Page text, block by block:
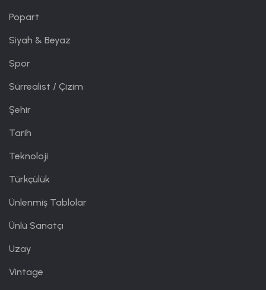
Popart
Siyah & Beyaz
Spor
Sürrealist / Çizim
Şehir
Tarih
Teknoloji
Türkçülük
Ünlenmiş Tablolar
Ünlü Sanatçı
Uzay
Vintage